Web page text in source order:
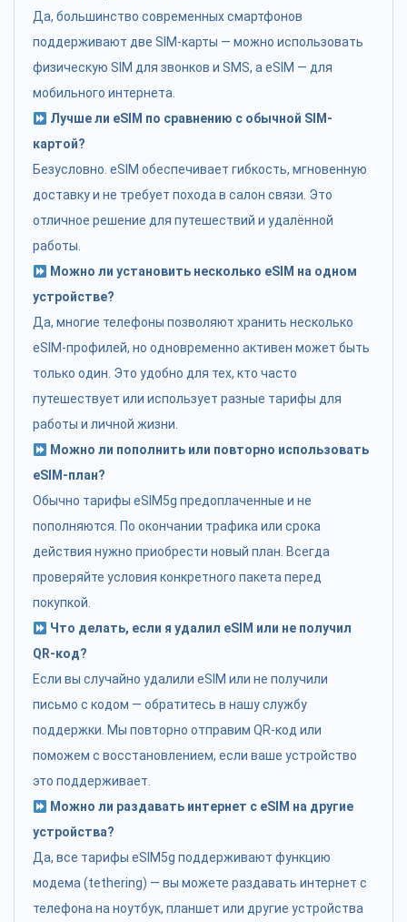
Да, большинство современных смартфонов
поддерживают две SIM-карты — можно использовать
физическую SIM для звонков и SMS, а eSIM — для
мобильного интернета.
Лучше ли eSIM по сравнению с обычной SIM-
картой?
Безусловно. eSIM обеспечивает гибкость, мгновенную
доставку и не требует похода в салон связи. Это
отличное решение для путешествий и удалённой
работы.
Можно ли установить несколько eSIM на одном
устройстве?
Да, многие телефоны позволяют хранить несколько
eSIM-профилей, но одновременно активен может быть
только один. Это удобно для тех, кто часто
путешествует или использует разные тарифы для
работы и личной жизни.
Можно ли пополнить или повторно использовать
eSIM-план?
Обычно тарифы eSIM5g предоплаченные и не
пополняются. По окончании трафика или срока
действия нужно приобрести новый план. Всегда
проверяйте условия конкретного пакета перед
покупкой.
Что делать, если я удалил eSIM или не получил
QR-код?
Если вы случайно удалили eSIM или не получили
письмо с кодом — обратитесь в нашу службу
поддержки. Мы повторно отправим QR-код или
поможем с восстановлением, если ваше устройство
это поддерживает.
Можно ли раздавать интернет с eSIM на другие
устройства?
Да, все тарифы eSIM5g поддерживают функцию
модема (tethering) — вы можете раздавать интернет с
телефона на ноутбук, планшет или другие устройства